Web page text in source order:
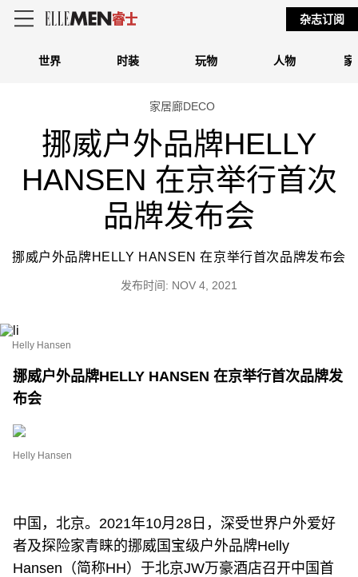
世界 时装 玩物 人物 家
杂志订阅
家居廊DECO
挪威户外品牌HELLY
HANSEN 在京举行首次
品牌发布会
挪威户外品牌HELLY HANSEN在京举行首次品牌发布会
发布时间: NOV 4, 2021
Helly Hansen
挪威户外品牌HELLY HANSEN 在京举行首次品牌发
布会
Helly Hansen
中国，北京。2021年10月28日，深受世界户外爱好
者及探险家青睐的挪威国宝级户外品牌Helly
Hansen（简称HH）于北京JW万豪酒店召开中国首